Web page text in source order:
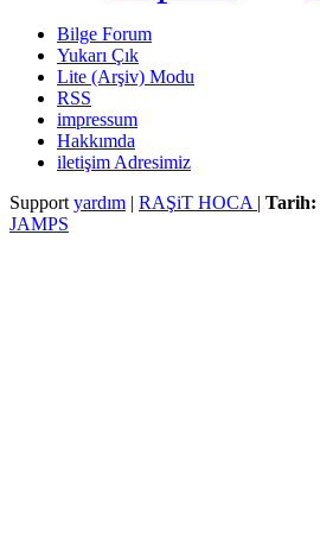
Bilge Forum
Yukarı Çık
Lite (Arşiv) Modu
RSS
impressum
Hakkımda
iletişim Adresimiz
Support yardım | RAŞiT HOCA | Tarih:
JAMPS